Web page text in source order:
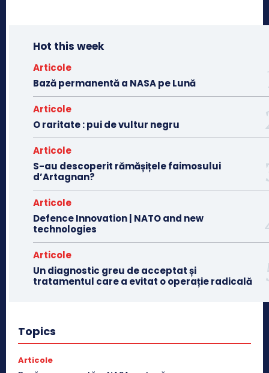
Hot this week
Articole
Bază permanentă a NASA pe Lună
Articole
O raritate : pui de vultur negru
Articole
S-au descoperit rămășițele faimosului
d’Artagnan?
Articole
Defence Innovation | NATO and new
technologies
Articole
Un diagnostic greu de acceptat și
tratamentul care a evitat o operație radicală
Topics
Articole